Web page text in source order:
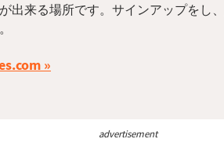
出来る場所です。サインアップをし
advertisement